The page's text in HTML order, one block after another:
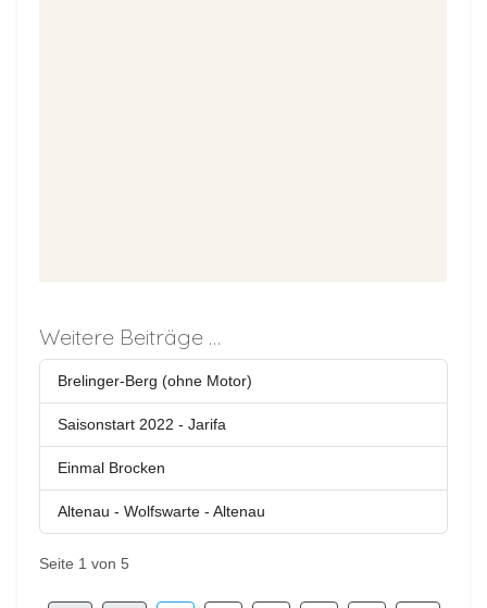
Weitere Beiträge …
Brelinger-Berg (ohne Motor)
Saisonstart 2022 - Jarifa
Einmal Brocken
Altenau - Wolfswarte - Altenau
Seite 1 von 5